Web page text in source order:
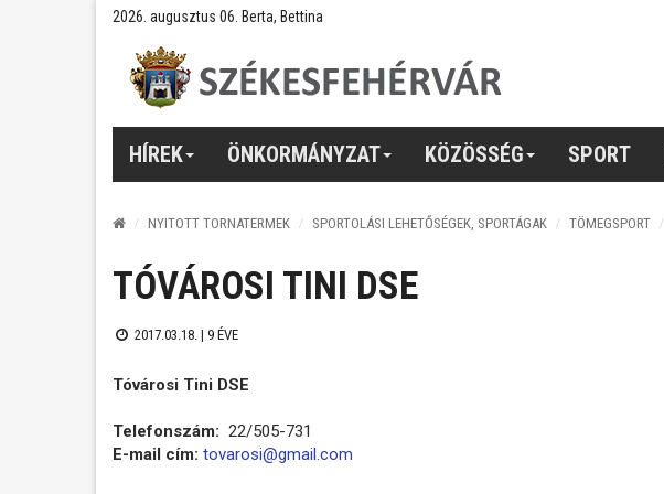
2026. augusztus 06. Berta, Bettina
HÍREK ÖNKORMÁNYZAT KÖZÖSSÉG SPORT
NYITOTT TORNATERMEK SPORTOLÁSI LEHETŐSÉGEK, SPORTÁGAK TÖMEGSPORT
TÓVÁROSI TINI DSE
2017.03.18. | 9 ÉVE
Tóvárosi Tini DSE
Telefonszám: 22/505-731
E-mail cím: tovarosi@gmail.com